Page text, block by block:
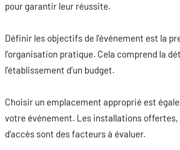
pour garantir leur réussite.
Définir les objectifs de l’événement est la
l’organisation pratique. Cela comprend la
l’établissement d’un budget.
Choisir un emplacement approprié est
votre événement. Les installations
d’accès sont des facteurs à évaluer.